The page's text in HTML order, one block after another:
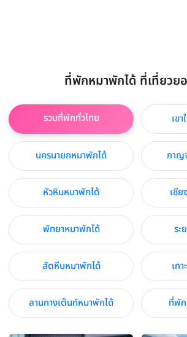
ที่พักหมาพักได้ ที่เที่ยวย
รวมที่พักทั่วไทย เข
นครนายกหมาพักได้ กาญ
หัวหินหมาพักได้ เชี
พัทยาหมาพักได้ ระ
สัตหีบหมาพักได้ เก
ลานกางเต็นท์หมาพักได้ ที่พั